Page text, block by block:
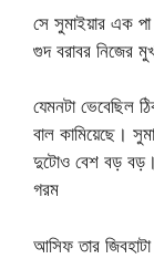
সে সুমাইয়ার এক পা
গুদ বরাবর নিজের
যেমনটা ভেবেছিল
বাল কামিয়েছে।
দুটোও বেশ বড়
গরম
আসিফ তার জিবহাটা